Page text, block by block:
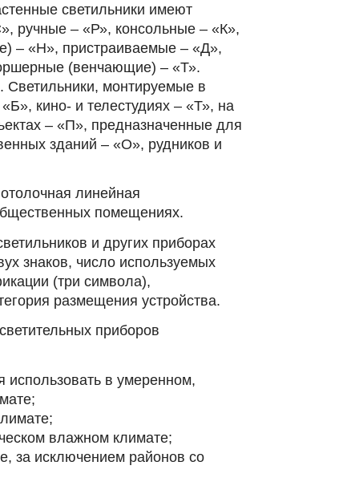
светильники имеют
ручные ‒ «Р», консольные ‒ «К»,
‒ «Н», пристраиваемые ‒ «Д»,
(венчающие) ‒ «Т».
Светильники, монтируемые в
кино- и телестудиях ‒ «Т», на
‒ «П», предназначенные для
зданий ‒ «О», рудников и
линейная
помещениях.
и других приборах
знаков, число используемых
(три символа),
размещения устройства.
приборов
в умеренном,
влажном климате;
за исключением районов со